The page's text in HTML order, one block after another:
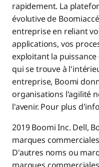
rapidement. La
évolutive de
entreprise en reliant
applications, vos
exploitant la
qui se trouve à
entreprise, Boomi
organisations l'agilité
l'avenir. Pour plus
2019 Boomi Inc. Dell,
marques
D'autres noms ou